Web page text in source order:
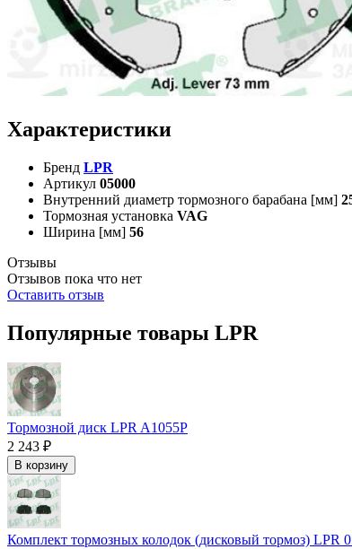
Характеристики
Бренд LPR
Артикул 05000
Внутренний диаметр тормозного барабана [мм]
Тормозная установка VAG
Ширина [мм] 56
Отзывы
Отзывов пока что нет
Оставить отзыв
Популярные товары LPR
Тормозной диск LPR A1055P
2 243 ₽
В корзину
Комплект тормозных колодок (дисковый тормоз) LPR